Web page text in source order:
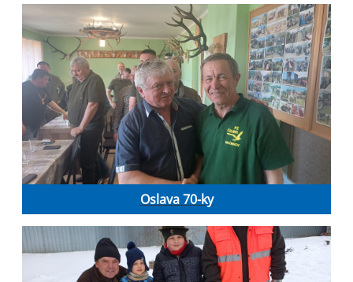
Oslava 70-ky